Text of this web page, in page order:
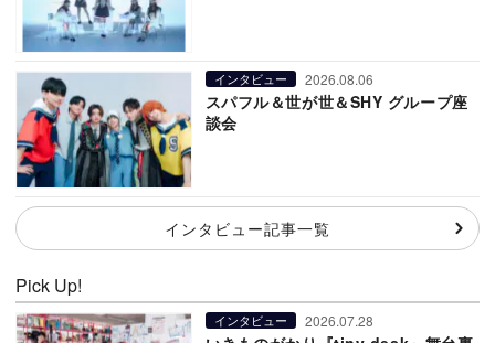
インタビュー 2026.08.06
スパフル＆世が世＆SHY グループ座
談会
インタビュー記事一覧
Pick Up!
インタビュー 2026.07.28